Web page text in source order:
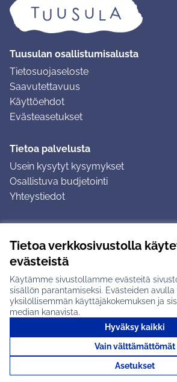
Tietoa verkkosivustolla
evästeistä
Käytämme sivustollamme evästeitä
sisällön parantamiseksi. Evästeiden
yksilöllisemmän käyttäjäkokemuksen ja
median kanavista.
Hyväksy kaikki
Vain välttämättömät
Asetukset
Tuusulan osallistumisalusta
Tietosuojaseloste
Saavutettavuus
Käyttöehdot
Evästeasetukset
Tietoa palvelusta
Usein kysytyt kysymykset
Osallistuva budjetointi
Yhteystiedot
Ohjeet kirjautumiseen
Ohjeet kommentin jättämiseen
Creative Commons -lisenssi
(Ulkoinen linkki)Verkkosivusto luotu
Tuusulan osallistumisalusta X-palvelussa
(Ulkoinen linkki)